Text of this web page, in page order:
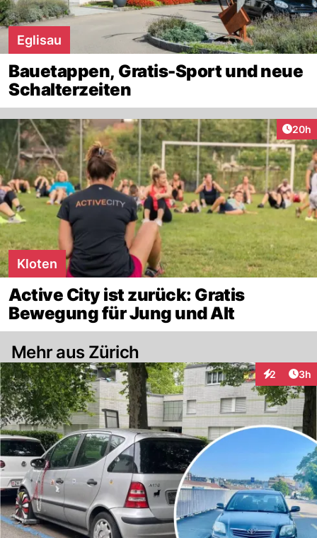
Eglisau
Bauetappen, Gratis-Sport und neue
Schalterzeiten
20h
Kloten
Active City ist zurück: Gratis
Bewegung für Jung und Alt
Mehr aus Zürich
2 3h